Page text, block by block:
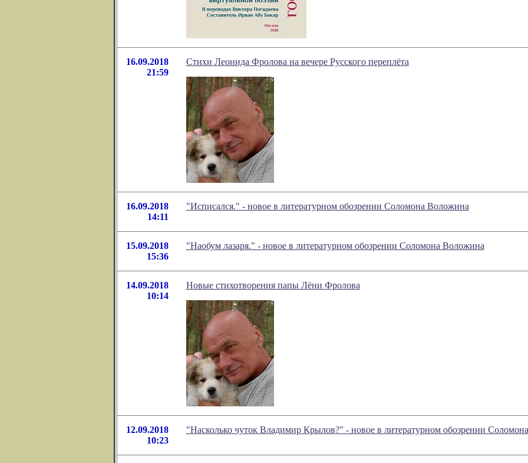
16.09.2018
21:59
Стихи Леонида Фролова на вечере Русского переплёта
16.09.2018
14:11
"Исписался." - новое в литературном обозрении Соломона Воложина
15.09.2018
15:36
"Наобум лазаря." - новое в литературном обозрении Соломона Воложина
14.09.2018
10:14
Новые стихотворения папы Лёни Фролова
12.09.2018
10:23
"Насколько чуток Владимир Крылов?" - новое в литературном обозрении